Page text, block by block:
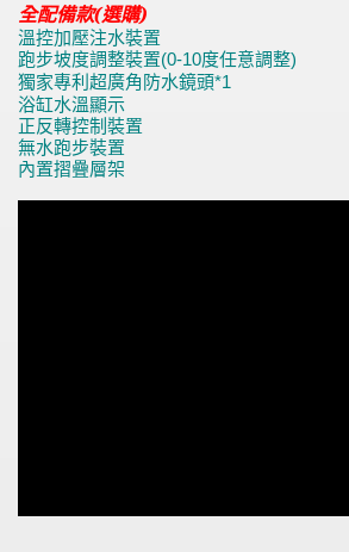
全配備款(選購)
溫控加壓注水裝置
跑步坡度調整裝置(0-10度任意調整)
獨家專利超廣角防水鏡頭*1
浴缸水溫顯示
正反轉控制裝置
無水跑步裝置
內置摺疊層架